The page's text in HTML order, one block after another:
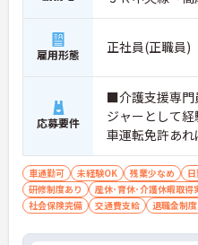
雇用形態 正社員(正職員)
応募要件
■介護支援専門
ジャーとして
車運転免許あれ
車通勤可 未経験OK 残業少なめ
研修制度あり
産休･育休･介護休暇取得
社会保険完備
交通費支給 退職金制